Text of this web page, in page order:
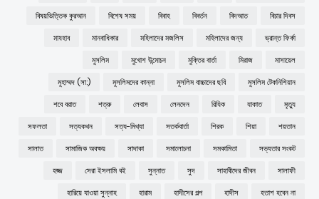
বিচার দিবস
বিদআত
বিবর্তন
বিবাহ
বিশেষ সময়
বিষয়ভিত্তিক কুরআন
ভ্রান্ত ফির্কা
মহিলাদের জন্য
মহিলাদের মজলিস
মানবাধিকার
মাযহাব
মাসায়েল
মিরাজ
মুক্তির বার্তা
মুখোশ উন্মোচন
মুসলিম
মুসলিম টেকনিশিয়ান
মুসলিম বাচ্চাদের ছবি
মুসলিমদের কান্না
মুহাম্মদ (সা:)
মৃত্যু
যাকাত
রিযিক
লেনদেন
লেবাস
শত্রু
শবে বরাত
শয়তান
শিয়া
শিরক
সতর্কবার্তা
সত্য-মিথ্যা
সত্যকথন
সফলতা
সভ্যতার সংকট
সমকামিতা
সমালোচনা
সাদাকা
সামাজিক অবক্ষয়
সালাত
সালাফী
সাহাবীদের জীবন
সুদ
সুন্নাত
সেরা ইসলামি বই
হজ্জ
হতাশ হবেন না
হাদীস
হাদীসের গল্প
হারাম
হারিয়ে যাওয়া সুন্নাহ